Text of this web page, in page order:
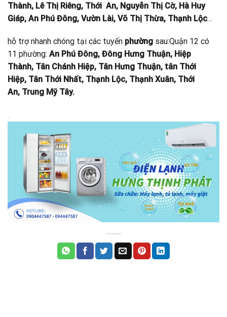
Thành, Lê Thị Riêng, Thới An, Nguyễn Thị Cờ, Hà Huy
Giáp, An Phú Đông, Vườn Lài, Võ Thị Thừa, Thạnh Lộc…
hỗ trợ nhanh chóng tại các tuyến phường sau:Quận 12 có
11 phường: An Phú Đông, Đông Hưng Thuận, Hiệp
Thành, Tân Chánh Hiệp, Tân Hưng Thuận, tân Thới
Hiệp, Tân Thới Nhất, Thạnh Lộc, Thạnh Xuân, Thới
An, Trung Mỹ Tây.
.